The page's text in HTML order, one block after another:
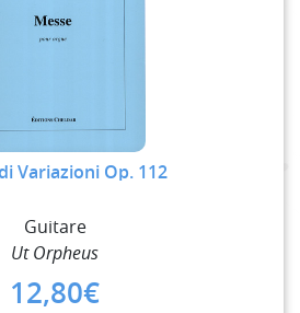
Variazioni Op. 112
Guitare
Ut Orpheus
12,80€